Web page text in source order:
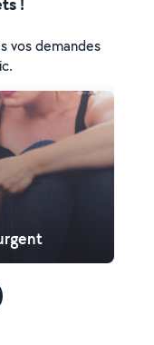
vos demandes